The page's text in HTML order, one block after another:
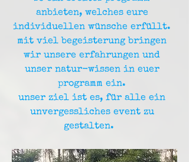
anbieten, welches eure
individuellen wünsche erfüllt.
mit viel begeisterung bringen
wir unsere erfahrungen und
unser natur-wissen in euer
programm ein.
unser ziel ist es, für alle ein
unvergessliches event zu
gestalten.